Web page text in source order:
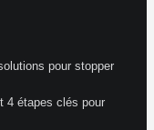
pour stopper
4 étapes clés pour